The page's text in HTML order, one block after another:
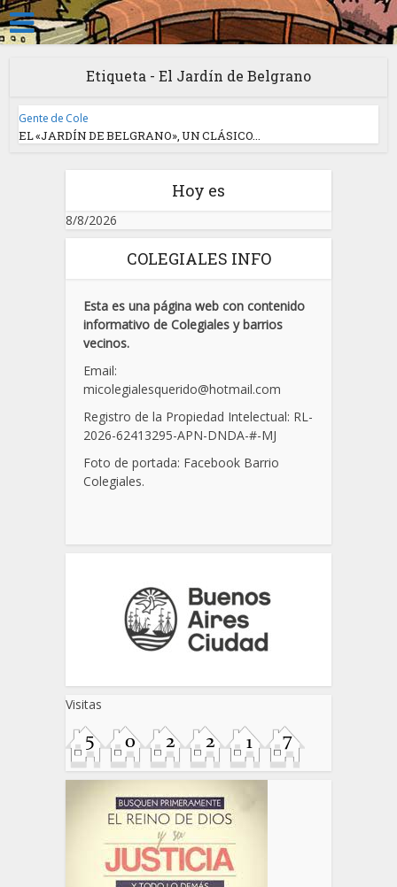
Etiqueta - El Jardín de Belgrano
Gente de Cole
EL «JARDÍN DE BELGRANO», UN CLÁSICO...
Hoy es
8/8/2026
COLEGIALES INFO
Esta es una página web con contenido
informativo de Colegiales y barrios
vecinos.
Email:
micolegialesquerido@hotmail.com
Registro de la Propiedad Intelectual: RL-
2026-62413295-APN-DNDA-#-MJ
Foto de portada: Facebook Barrio
Colegiales.
Visitas